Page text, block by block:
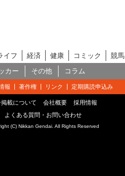
イフ 経済 健康 コミック 競馬
カー その他 コラム
報 著作権 リンク 定期購読申込み
掲載について 会社概要
採用情報
よくある質問・お問い合わせ
(C) Nikkan Gendai. All Rights Reserved